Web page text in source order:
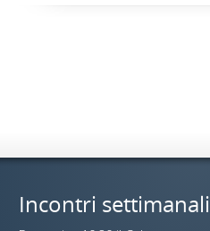
Incontri settimanali